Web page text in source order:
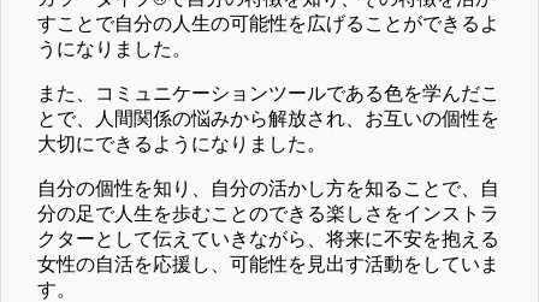
すことで自分の人生の可能性を広げることができるよ
うになりました。
また、コミュニケーションツールである色を学んだこ
とで、人間関係の悩みから解放され、お互いの個性を
大切にできるようになりました。
自分の個性を知り、自分の活かし方を知ることで、自
分の足で人生を歩むことのできる楽しさをインストラ
クターとして伝えていきながら、将来に不安を抱える
女性の自活を応援し、可能性を見出す活動をしていま
す。